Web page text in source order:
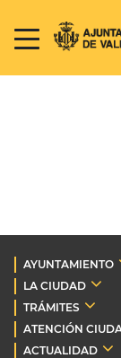
AYUNTAMIENTO
LA CIUDAD
TRÁMITES
ATENCIÓN
ACTUALIDAD